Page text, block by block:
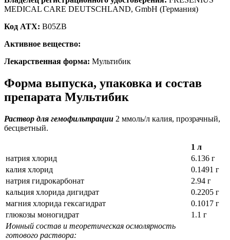
MEDICAL CARE DEUTSCHLAND, GmbH (Германия)
Код ATX: B05ZB
Активное вещество:
Лекарственная форма: Мультибик
Форма выпуска, упаковка и состав
препарата Мультибик
Раствор для гемофильтрации 2 ммоль/л калия, прозрачный,
бесцветный.
1 л
натрия хлорид
6.136 г
калия хлорид
0.1491 г
натрия гидрокарбонат
2.94 г
кальция хлорида дигидрат
0.2205 г
магния хлорида гексагидрат
0.1017 г
глюкозы моногидрат
1.1 г
Ионный состав и теоретическая осмолярность
готового раствора: